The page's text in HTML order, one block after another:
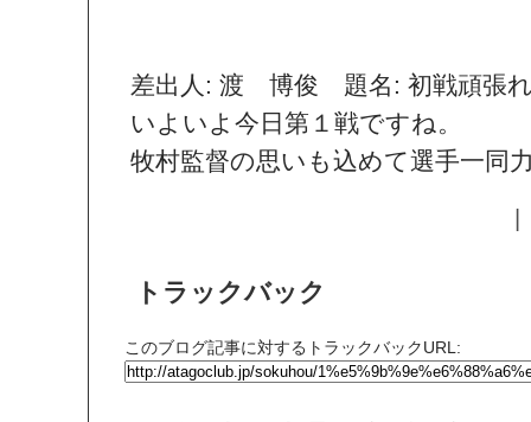
差出人: 渡 博俊 題名: 初戦頑張
いよいよ今日第１戦ですね。
牧村監督の思いも込めて選手一同
トラックバック
このブログ記事に対するトラックバックURL: